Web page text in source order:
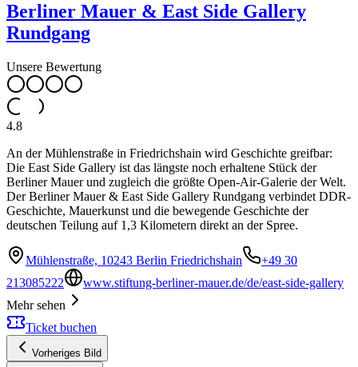
Berliner Mauer & East Side Gallery
Rundgang
Unsere Bewertung
4.8
An der Mühlenstraße in Friedrichshain wird Geschichte greifbar:
Die East Side Gallery ist das längste noch erhaltene Stück der
Berliner Mauer und zugleich die größte Open-Air-Galerie der Welt.
Der Berliner Mauer & East Side Gallery Rundgang verbindet DDR-
Geschichte, Mauerkunst und die bewegende Geschichte der
deutschen Teilung auf 1,3 Kilometern direkt an der Spree.
Mühlenstraße, 10243 Berlin Friedrichshain
+49 30
213085222
www.stiftung-berliner-mauer.de/de/east-side-gallery
Mehr sehen
Ticket buchen
Vorheriges Bild